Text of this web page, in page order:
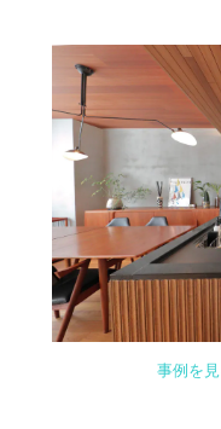
事例を